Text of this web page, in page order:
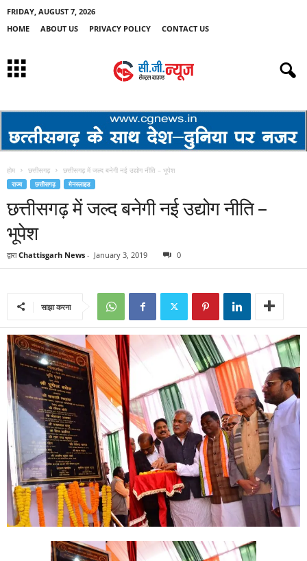
FRIDAY, AUGUST 7, 2026
HOME
ABOUT US PRIVACY POLICY CONTACT US
होम छत्तीसगढ़ छत्तीसगढ़ में जल्द बनेगी नई उद्योग नीति – भूपेश
राज्य छत्तीसगढ़ मेनस्लाइड
छत्तीसगढ़ में जल्द बनेगी नई उद्योग नीति –
भूपेश
द्वारा Chattisgarh News - January 3, 2019 0
साझा करना